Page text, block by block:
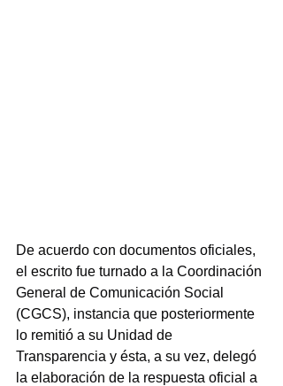
De acuerdo con documentos oficiales,
el escrito fue turnado a la Coordinación
General de Comunicación Social
(CGCS), instancia que posteriormente
lo remitió a su Unidad de
Transparencia y ésta, a su vez, delegó
la elaboración de la respuesta oficial a